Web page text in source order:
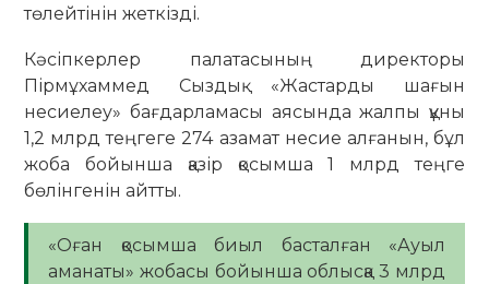
төлейтінін жеткізді.
Кәсіпкерлер палатасының директоры
Пірмұхаммед Сыздық «Жастарды шағын
несиелеу» бағдарламасы аясында жалпы құны
1,2 млрд теңгеге 274 азамат несие алғанын, бұл
жоба бойынша қазір қосымша 1 млрд теңге
бөлінгенін айтты.
«Оған қосымша биыл басталған «Ауыл
аманаты» жобасы бойынша облысқа 3 млрд